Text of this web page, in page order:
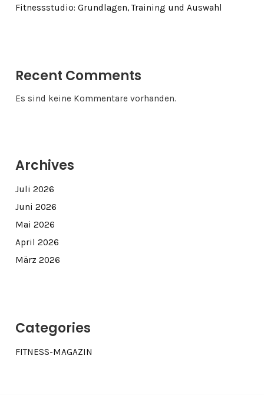
Fitnessstudio: Grundlagen, Training und Auswahl
Recent Comments
Es sind keine Kommentare vorhanden.
Archives
Juli 2026
Juni 2026
Mai 2026
April 2026
März 2026
Categories
FITNESS-MAGAZIN